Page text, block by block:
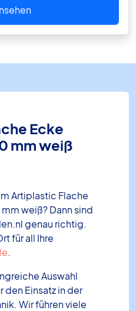
Ecke
mm weiß
Artiplastic Flache
weiß? Dann sind
genau richtig.
für all Ihre
.
Auswahl
den Einsatz in der
Wir führen viele